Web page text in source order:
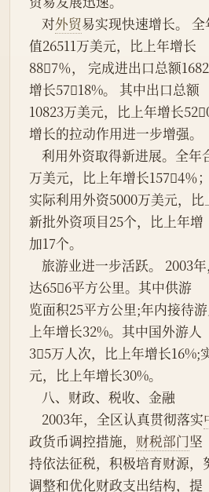
    对
外贸易实现快速增长。
值26511万美元，比上年增长
887％， 完成进出口总额
增长5718%。 其中出口总额
10823万美元，比上年增长
增长的拉动作用进一步增强。
万美元，比上年增长1574％；
实际利用外资5000万美元，比
新批外资项目25个，比上年增
加17个。
达656平方公里。其中供游
览面积25平方公里;年内接待
上年增长32%。其中国外游人
35万人次，比上年增长16%;
元，比上年增长30%。
    八、财政、税收、金融
    2003年，全区认真贯彻落实
政货币调控措施， 财税部门坚
持依法征税，积极培育财源，
调整和优化财政支出结构，提